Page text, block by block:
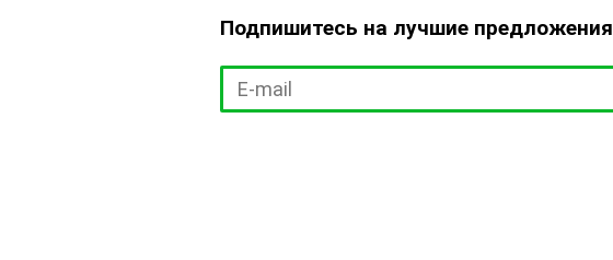
Подпишитесь на лучшие предложения